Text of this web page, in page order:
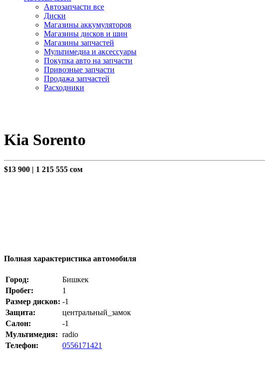
Автозапчасти все
Диски
Магазины аккумуляторов
Магазины дисков и шин
Магазины запчастей
Мультимедиа и аксессуары
Покупка авто на запчасти
Привозные запчасти
Продажа запчастей
Расходники
Kia Sorento
$13 900 | 1 215 555 сом
Полная характеристика автомобиля
Город:
Бишкек
Пробег:
1
Размер дисков: -1
Защита:
центральный_замок
Салон:
-1
Мультимедия: radio
Телефон:
0556171421